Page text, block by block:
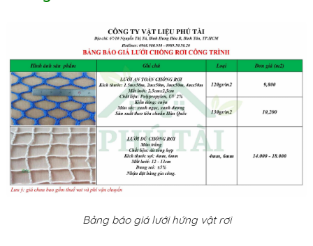
Bảng báo giá lưới hứng vật rơi